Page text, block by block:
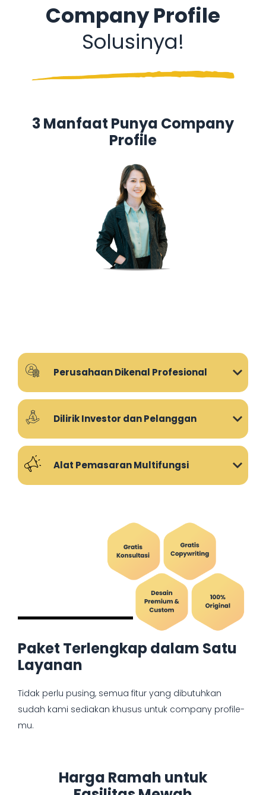
Company Profile
Solusinya!
3 Manfaat Punya Company
Profile
Perusahaan Dikenal Profesional
Dilirik Investor dan Pelanggan
Alat Pemasaran Multifungsi
Paket Terlengkap dalam Satu
Layanan
Tidak perlu pusing, semua fitur yang dibutuhkan
sudah kami sediakan khusus untuk company profile-
mu.
Harga Ramah untuk